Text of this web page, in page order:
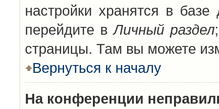
настройки хранятся в
перейдите вЛичный раздел
страницы. Там вы можете
Вернуться к началу
На конференции